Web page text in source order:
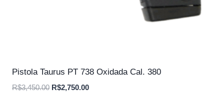
Pistola Taurus PT 738 Oxidada Cal. 380
R$3,450.00 O
R$2,750.00O